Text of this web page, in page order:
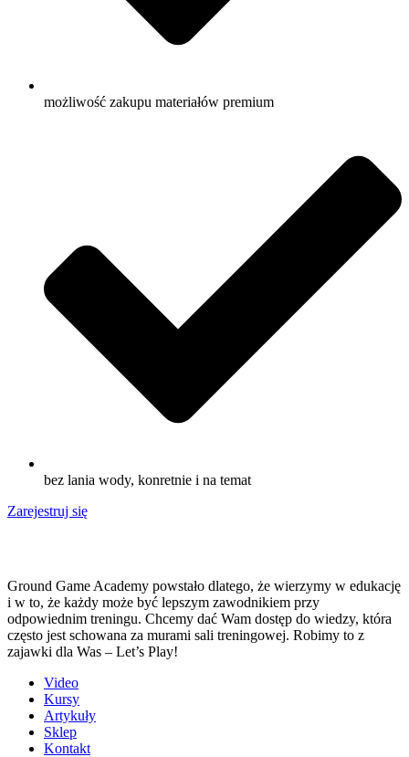
możliwość zakupu materiałów premium
bez lania wody, konretnie i na temat
Zarejestruj się
Ground Game Academy powstało dlatego, że wierzymy w edukację
i w to, że każdy może być lepszym zawodnikiem przy
odpowiednim treningu. Chcemy dać Wam dostęp do wiedzy, która
często jest schowana za murami sali treningowej. Robimy to z
zajawki dla Was – Let’s Play!
Video
Kursy
Artykuły
Sklep
Kontakt